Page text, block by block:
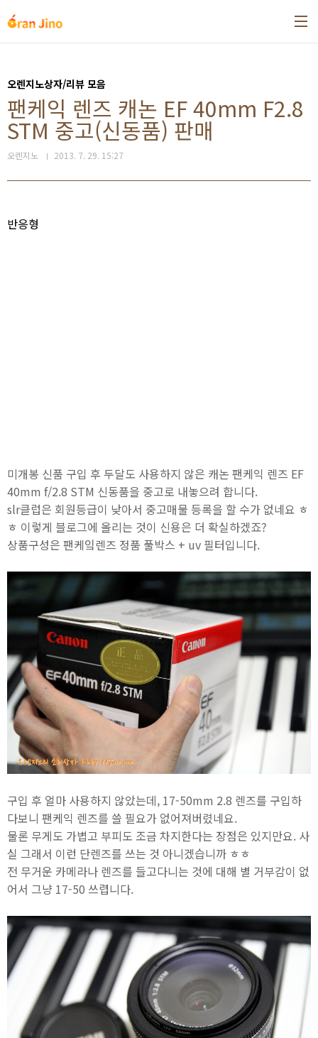
오렌지노상자/리뷰 모음
팬케익 렌즈 캐논 EF 40mm F2.8
STM 중고(신동품) 판매
오렌지노 2013. 7. 29. 15:27
반응형
미개봉 신품 구입 후 두달도 사용하지 않은 캐논 팬케익 렌즈 EF
40mm f/2.8 STM 신동품을 중고로 내놓으려 합니다.
slr클럽은 회원등급이 낮아서 중고매물 등록을 할 수가 없네요 ㅎ
ㅎ 이렇게 블로그에 올리는 것이 신용은 더 확실하겠죠?
상품구성은 팬케잌렌즈 정품 풀박스 + uv 필터입니다.
구입 후 얼마 사용하지 않았는데, 17-50mm 2.8 렌즈를 구입하
다보니 팬케익 렌즈를 쓸 필요가 없어져버렸네요.
물론 무게도 가볍고 부피도 조금 차지한다는 장점은 있지만요. 사
실 그래서 이런 단렌즈를 쓰는 것 아니겠습니까 ㅎㅎ
전 무거운 카메라나 렌즈를 들고다니는 것에 대해 별 거부감이 없
어서 그냥 17-50 쓰렵니다.